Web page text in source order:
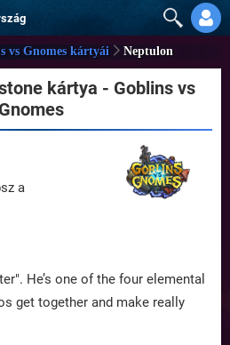
vs Gnomes kártyái Neptulon
kártya - Goblins vs
Gnomes
a
He’s one of the four elemental
get together and make really